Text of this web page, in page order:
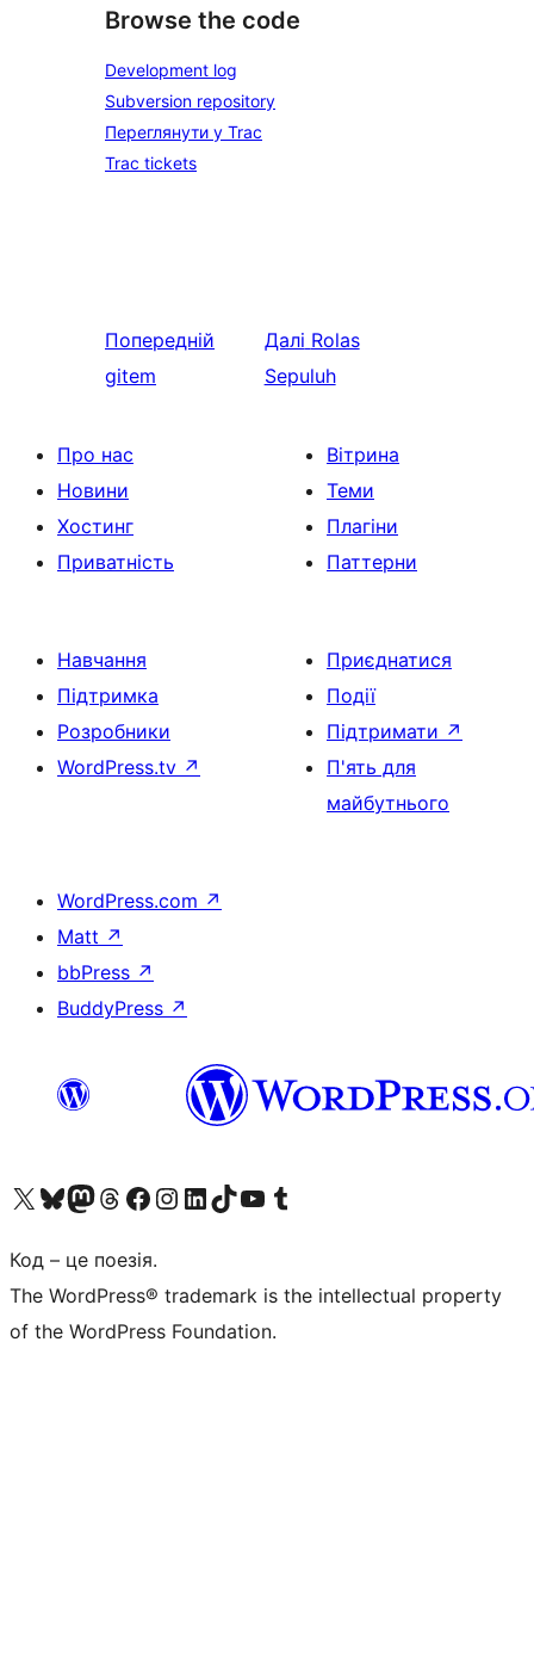
Browse the code
Development log
Subversion repository
Переглянути у Trac
Trac tickets
Попередній
gitem
Далі Rolas
Sepuluh
Про нас
Новини
Хостинг
Приватність
Вітрина
Теми
Плагіни
Паттерни
Навчання
Підтримка
Розробники
WordPress.tv ↗
Приєднатися
Події
Підтримати ↗
П'ять для
майбутнього
WordPress.com ↗
Matt ↗
bbPress ↗
BuddyPress ↗
Visit our X (formerly Twitter) account
Visit our Bluesky account
Завітайте до нашої стрічки в Mastodon
Visit our Threads account
Завітайте на нашу сторінку в Facebook
Visit our Instagram account
Visit our LinkedIn account
Visit our TikTok account
Visit our YouTube channel
Visit our Tumblr account
Код – це поезія.
The WordPress® trademark is the intellectual property
of the WordPress Foundation.